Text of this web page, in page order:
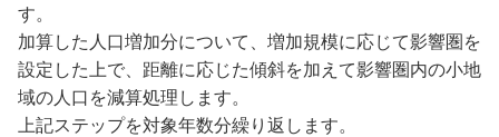
す。
加算した人口増加分について、増加規模に応じて影響圏を
設定した上で、距離に応じた傾斜を加えて影響圏内の小地
域の人口を減算処理します。
上記ステップを対象年数分繰り返します。